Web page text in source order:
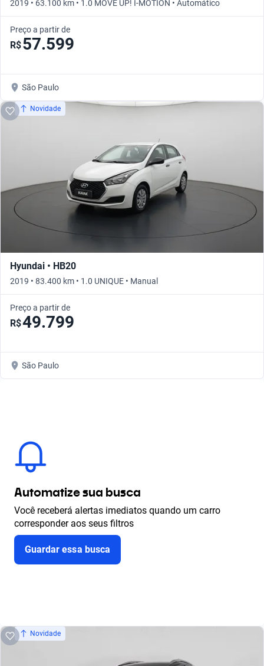
2019 • 63.100 km • 1.0 MOVE UP! I-MOTION • Automático
Preço a partir de
R$57.599
São Paulo
Novidade
Hyundai • HB20
2019 • 83.400 km • 1.0 UNIQUE • Manual
Preço a partir de
R$49.799
São Paulo
Automatize sua busca
Você receberá alertas imediatos quando um carro
corresponder aos seus filtros
Guardar essa busca
Novidade